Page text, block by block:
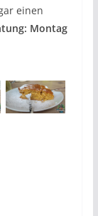
einen
Montag